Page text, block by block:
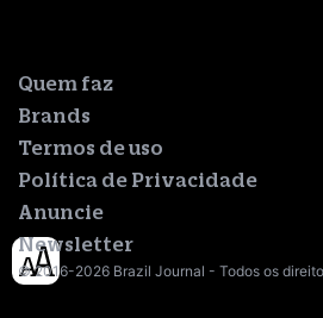
Quem faz
Brands
Termos de uso
Política de Privacidade
Anuncie
Newsletter
© 2016-2026 Brazil Journal - Todos os